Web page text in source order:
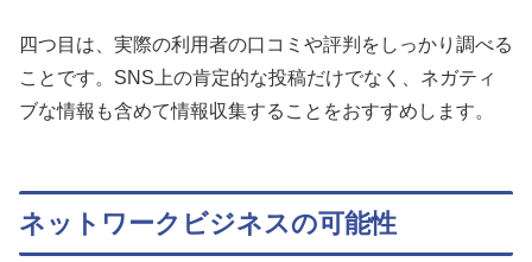
四つ目は、実際の利用者の口コミや評判をしっかり調べる
ことです。SNS上の肯定的な投稿だけでなく、ネガティ
ブな情報も含めて情報収集することをおすすめします。
ネットワークビジネスの可能性